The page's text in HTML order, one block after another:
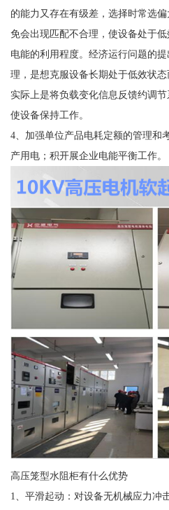
的能力又存在有级差，选择时常选
免会出现匹配不合理，使设备处于
电能的利用程度。经济运行问题的
理，是想克服设备长期处于低效状
实际上是将负载变化信息反馈约调
使设备保持工作。
4、加强单位产品电耗定额的管理和
产用电；积开展企业电能平衡工作。
高压笼型水阻柜有什么优势
1、平滑起动：对设备无机械应力冲